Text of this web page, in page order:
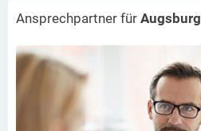
Ansprechpartner für Augsburg